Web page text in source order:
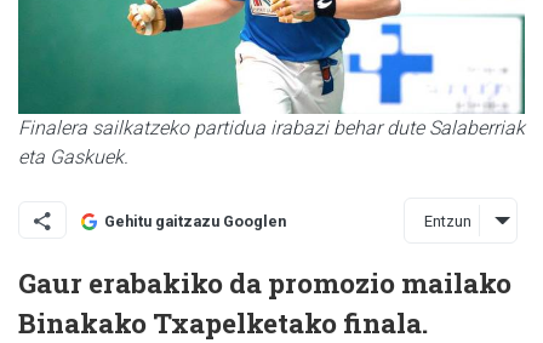
Finalera sailkatzeko partidua irabazi behar dute Salaberriak
eta Gaskuek.
Gehitu gaitzazu Googlen Entzun
Gaur erabakiko da promozio mailako
Binakako Txapelketako finala.